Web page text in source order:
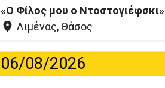
«Ο Φίλος μου ο Ντοστογιέφσκι»
Λιμένας, Θάσος
06/08/2026